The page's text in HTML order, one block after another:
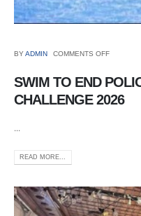
BYADMIN COMMENTS OFF
SWIM TO END
CHALLENGE 2026
...
READ MORE...